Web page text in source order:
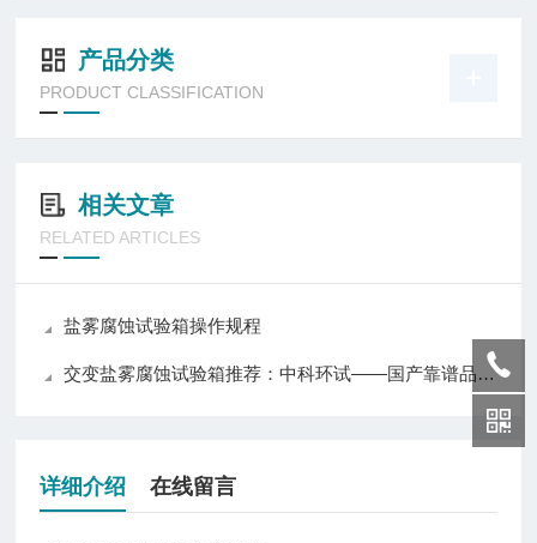
产品分类
PRODUCT CLASSIFICATION
相关文章
RELATED ARTICLES
盐雾腐蚀试验箱操作规程
交变盐雾腐蚀试验箱推荐：中科环试——国产靠谱品牌，质量与口碑兼具
详细介绍 在线留言